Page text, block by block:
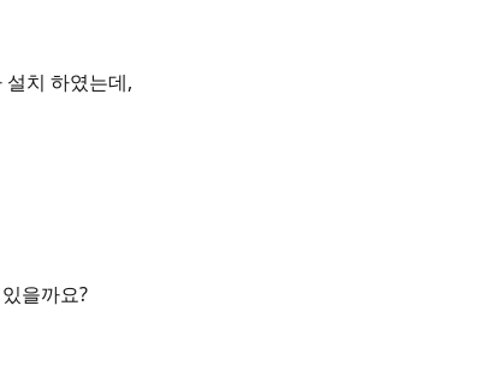
치 하였는데,
을까요?